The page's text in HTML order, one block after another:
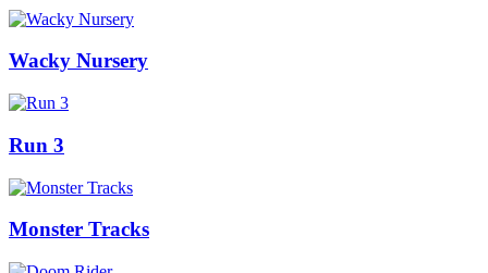
Wacky Nursery
Run 3
Monster Tracks